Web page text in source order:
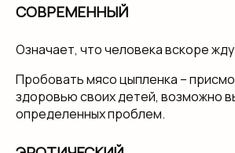
СОВРЕМЕННЫЙ
Означает, что человека вскоре
Пробовать мясо цыпленка –
здоровью своих детей, возможно
определенных проблем.